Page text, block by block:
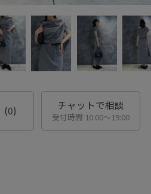
(0) チャットで相談
受付時間 10:00〜19:00